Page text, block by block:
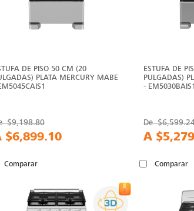
DE PISO 50 CM (20
PLATA MERCURY MABE
$9,198.80
$6,899.10
Comparar
ESTUFA DE
PULGADAS)
- EM5030BAIS1
De
A
Comparar